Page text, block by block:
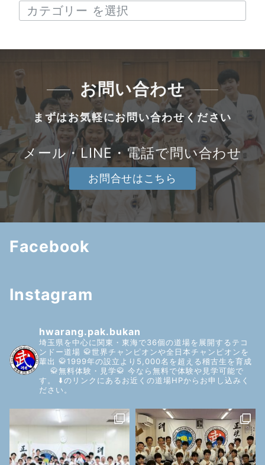
お問い合わせ
まずはお気軽にお問い合わせください
メール・LINE・電話で問い合わせ
お問合せはこちら
Facebook
Instagram
hwarang.pak.bukan
埼玉県を中心に関東・東海で36個の道場を展開するテコ
ンドー道場 🥋世界チャンピオンや全日本チャンピオンを
輩出 🥋1999年の設立より5,000名を超える稽古生を育成
🥋無料体験・見学🥋 今なら無料で体験や見学可能で
す。
⬇️のリンクにあるお近くの道場HPからお申し込みく
ださい。